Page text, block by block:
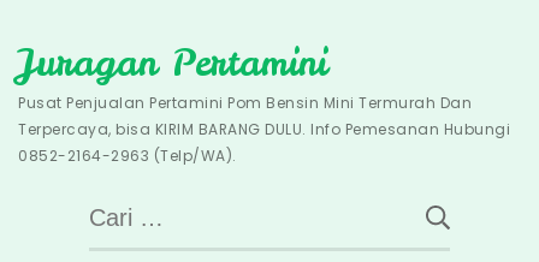
to
content
Juragan Pertamini
Pusat Penjualan Pertamini Pom Bensin Mini Termurah Dan
Terpercaya, bisa KIRIM BARANG DULU. Info Pemesanan Hubungi
0852-2164-2963 (Telp/WA).
Cari
untuk: